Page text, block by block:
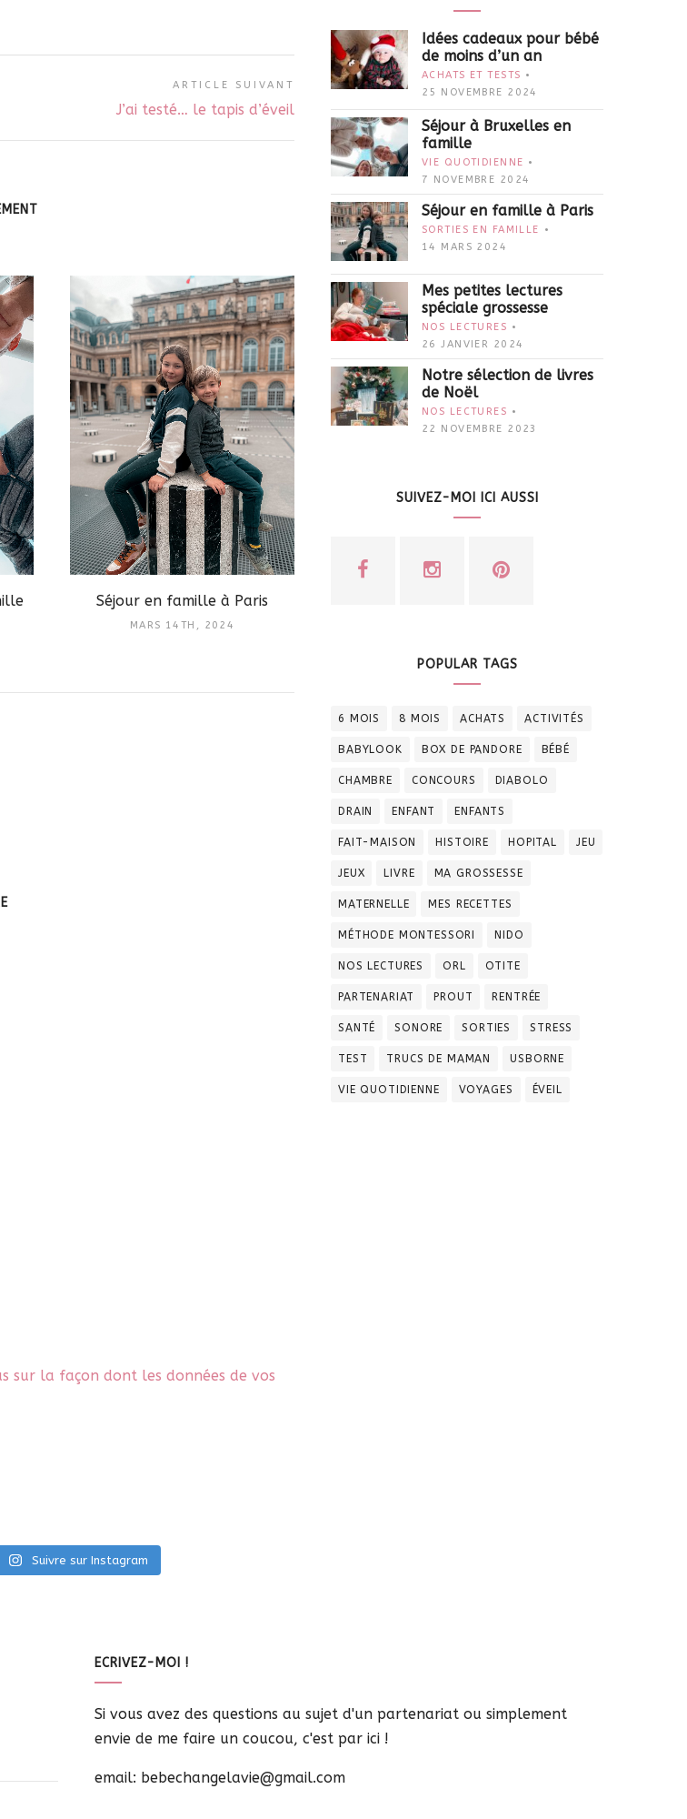
ARTICLE SUIVANT
J’ai testé… le tapis d’éveil
Séjour en famille à Paris
MARS 14TH, 2024
sur la façon dont les données de vos
Idées cadeaux pour bébé
de moins d’un an
ACHATS ET TESTS
25 NOVEMBRE 2024
Séjour à Bruxelles en
famille
VIE QUOTIDIENNE
7 NOVEMBRE 2024
Séjour en famille à Paris
SORTIES EN FAMILLE
14 MARS 2024
Mes petites lectures
spéciale grossesse
NOS LECTURES
26 JANVIER 2024
Notre sélection de livres
de Noël
NOS LECTURES
22 NOVEMBRE 2023
SUIVEZ-MOI ICI AUSSI
POPULAR TAGS
6 MOIS 8 MOIS ACHATS ACTIVITÉS
BABYLOOK BOX DE PANDORE BÉBÉ
CHAMBRE CONCOURS DIABOLO
DRAIN ENFANT ENFANTS
FAIT-MAISON HISTOIRE HOPITAL JEU
JEUX LIVRE MA GROSSESSE
MATERNELLE MES RECETTES
MÉTHODE MONTESSORI NIDO
NOS LECTURES ORL OTITE
PARTENARIAT PROUT RENTRÉE
SANTÉ SONORE SORTIES STRESS
TEST TRUCS DE MAMAN USBORNE
VIE QUOTIDIENNE VOYAGES ÉVEIL
Suivre sur Instagram
ECRIVEZ-MOI !
Si vous avez des questions au sujet d'un partenariat ou simplement
envie de me faire un coucou, c'est par ici !
email: bebechangelavie@gmail.com